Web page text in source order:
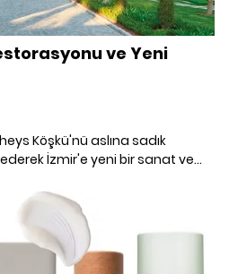
ve Yeni
Köşkü'nü aslına sadık
İzmir'e yeni bir sanat ve
Halı Koleksiyonu'ndan bir seçkiyi
Anadolu kültürünü de yeni